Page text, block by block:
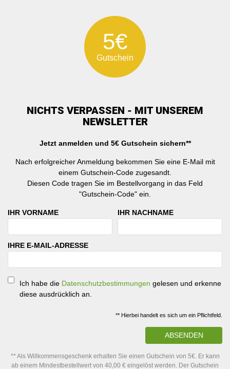
5€
Gutschein
NICHTS VERPASSEN - MIT UNSEREM
NEWSLETTER
Jetzt anmelden und 5€ Gutschein sichern**
Nach erfolgreicher Anmeldung bekommen Sie eine E-Mail mit
einem Gutschein-Code zugesandt.
Diesen Code tragen Sie im Bestellvorgang in das Feld
"Gutschein-Code" ein.
IHR VORNAME IHR NACHNAME
IHRE E-MAIL-ADRESSE
Ich habe die Datenschutzbestimmungen gelesen und erkenne
diese ausdrücklich an.
** Hierbei handelt es sich um ein Pflichtfeld.
ABSENDEN
** Als Willkommensgeschenk erhalten Sie einen Gutschein von 5€. Er kann
ab einem Mindestbestellwert von 40,00 € eingelöst werden. Der Gutschein